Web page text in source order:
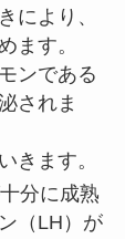
により、
ます。
ンである
されま
きます。
分に成熟
（LH）が